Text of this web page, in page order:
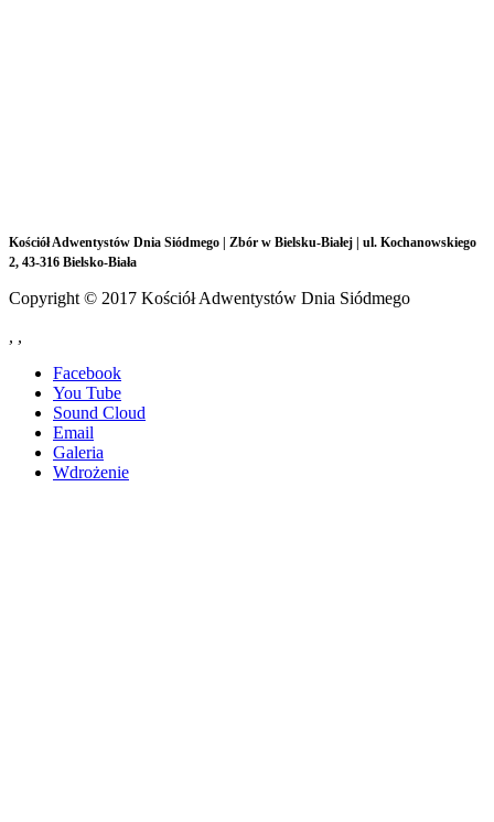
Kościół Adwentystów Dnia Siódmego | Zbór w Bielsku-Białej | ul. Kochanowskiego
2, 43-316 Bielsko-Biała
Copyright © 2017 Kościół Adwentystów Dnia Siódmego
Facebook
You Tube
Sound Cloud
Email
Galeria
Wdrożenie